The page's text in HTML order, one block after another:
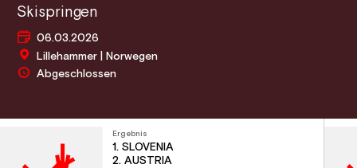
Skispringen
06.03.2026
Lillehammer | Norwegen
Abgeschlossen
Ergebnis
1. SLOVENIA
2. AUSTRIA